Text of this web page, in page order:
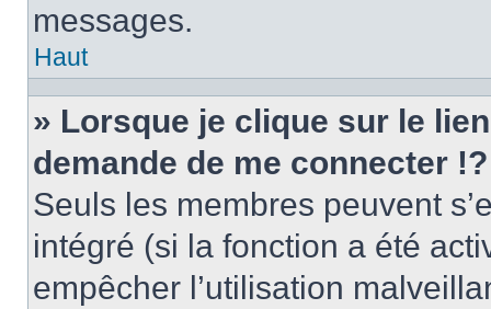
messages.
Haut
» Lorsque je clique sur le
demande de me connecter !?
Seuls les membres peuvent
intégré (si la fonction a été
empêcher l’utilisation